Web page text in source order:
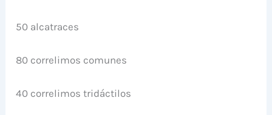
50 alcatraces
80 correlimos comunes
40 correlimos tridáctilos